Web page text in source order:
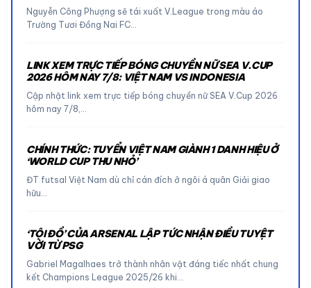
Nguyễn Công Phượng sẽ tái xuất V.League trong màu áo
Trường Tươi Đồng Nai FC…
LINK XEM TRỰC TIẾP BÓNG CHUYỀN NỮ SEA V.CUP
2026 HÔM NAY 7/8: VIỆT NAM VS INDONESIA
Cập nhật link xem trực tiếp bóng chuyền nữ SEA V.Cup 2026
hôm nay 7/8,…
CHÍNH THỨC: TUYỂN VIỆT NAM GIÀNH 1 DANH HIỆU Ở
‘WORLD CUP THU NHỎ’
ĐT futsal Việt Nam dù chỉ cán đích ở ngôi á quân Giải giao
hữu…
‘TỘI ĐỒ’ CỦA ARSENAL LẬP TỨC NHẬN ĐIỀU TUYỆT
VỜI TỪ PSG
Gabriel Magalhaes trở thành nhân vật đáng tiếc nhất chung
kết Champions League 2025/26 khi…